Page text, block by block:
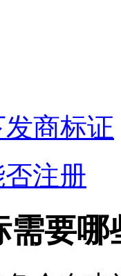
商标证
注册
需要哪